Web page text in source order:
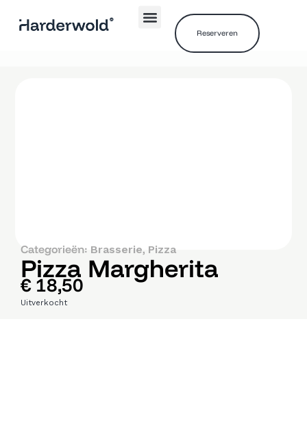
Reserveren
Categorieën: Brasserie, Pizza
Pizza Margherita
€ 18,50
Uitverkocht